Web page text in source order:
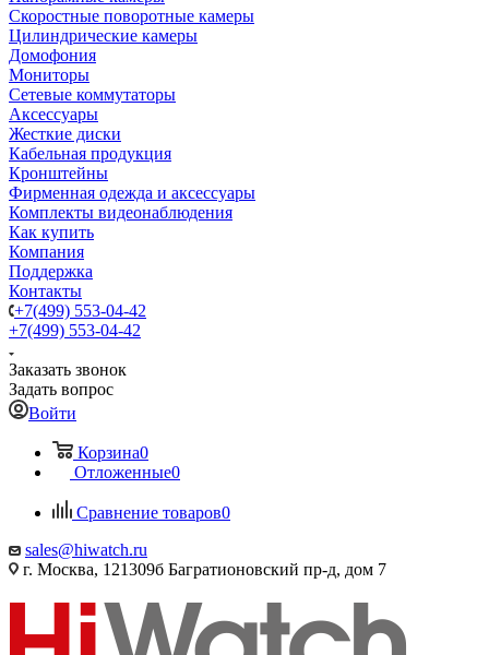
Скоростные поворотные камеры
Цилиндрические камеры
Домофония
Мониторы
Сетевые коммутаторы
Аксессуары
Жесткие диски
Кабельная продукция
Кронштейны
Фирменная одежда и аксессуары
Комплекты видеонаблюдения
Как купить
Компания
Поддержка
Контакты
+7(499) 553-04-42
+7(499) 553-04-42
Заказать звонок
Задать вопрос
Войти
Корзина0
Отложенные0
Сравнение товаров0
sales@hiwatch.ru
г. Москва, 121309б Багратионовский пр-д, дом 7